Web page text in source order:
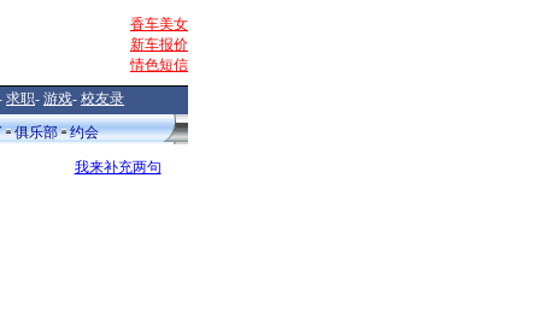
香车美女
新车报价
情色短信
求职- 游戏- 校友录
俱乐部 约会
我来补充两句